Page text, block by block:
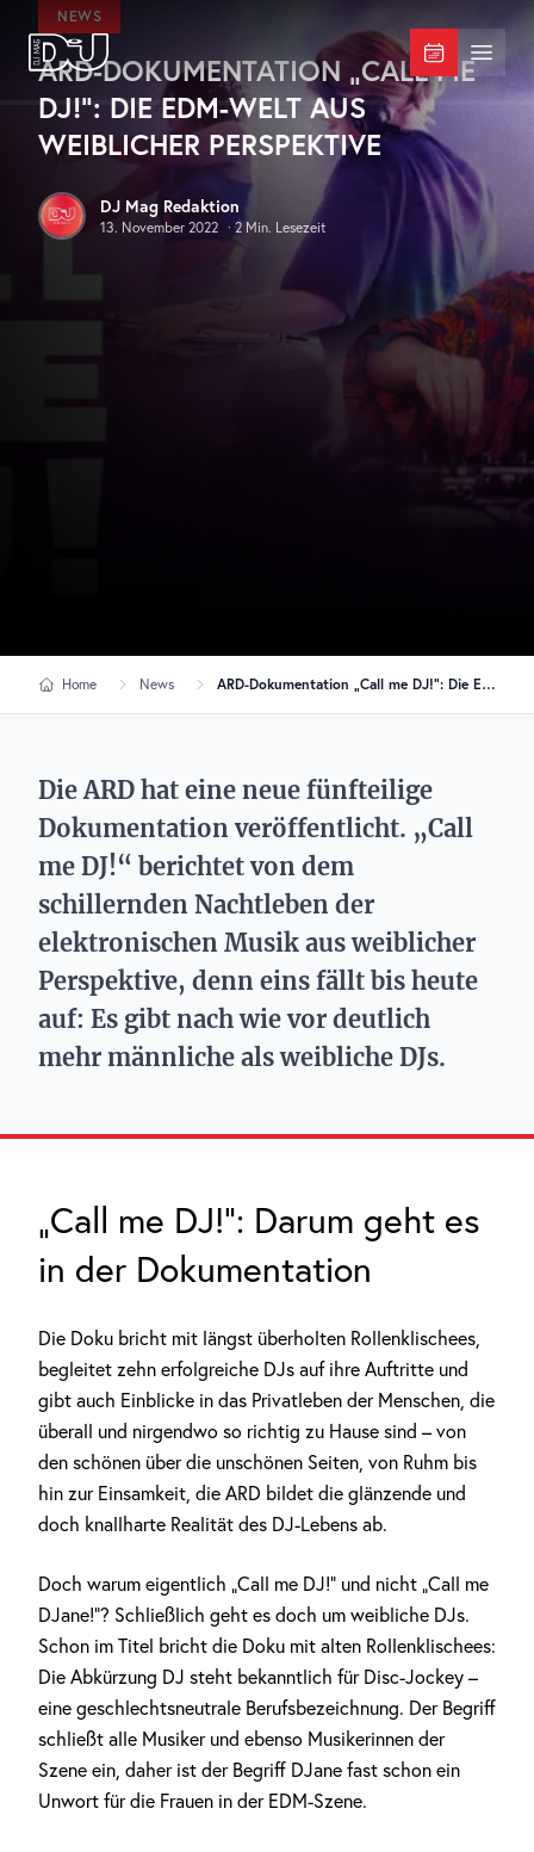
Zum Hauptinhalt springen
DJ Mag Germany Menü
NEWS
ARD-DOKUMENTATION „CALL ME
DJ!“: DIE EDM-WELT AUS
WEIBLICHER PERSPEKTIVE
DJ Mag Redaktion
13. November 2022 · 2 Min. Lesezeit
Home News ARD-Dokumentation „Call me DJ!“: Die EDM-Welt aus weiblicher Perspektive
Die ARD hat eine neue fünfteilige
Dokumentation veröffentlicht. „Call
me DJ!“ berichtet von dem
schillernden Nachtleben der
elektronischen Musik aus weiblicher
Perspektive, denn eins fällt bis heute
auf: Es gibt nach wie vor deutlich
mehr männliche als weibliche DJs.
„Call me DJ!“: Darum geht es
in der Dokumentation
Die Doku bricht mit längst überholten Rollenklischees,
begleitet zehn erfolgreiche DJs auf ihre Auftritte und
gibt auch Einblicke in das Privatleben der Menschen, die
überall und nirgendwo so richtig zu Hause sind – von
den schönen über die unschönen Seiten, von Ruhm bis
hin zur Einsamkeit, die ARD bildet die glänzende und
doch knallharte Realität des DJ-Lebens ab.
Doch warum eigentlich „Call me DJ!“ und nicht „Call me
DJane!“? Schließlich geht es doch um weibliche DJs.
Schon im Titel bricht die Doku mit alten Rollenklischees:
Die Abkürzung DJ steht bekanntlich für Disc-Jockey –
eine geschlechtsneutrale Berufsbezeichnung. Der Begriff
schließt alle Musiker und ebenso Musikerinnen der
Szene ein, daher ist der Begriff DJane fast schon ein
Unwort für die Frauen in der EDM-Szene.